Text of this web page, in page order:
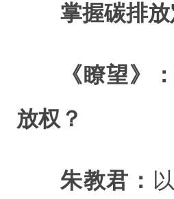
掌握碳排
《瞭望》
放权？
朱教君：